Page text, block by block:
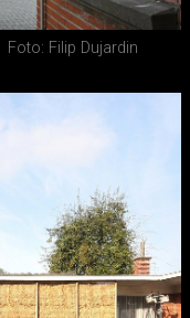
Foto: Filip Dujardin